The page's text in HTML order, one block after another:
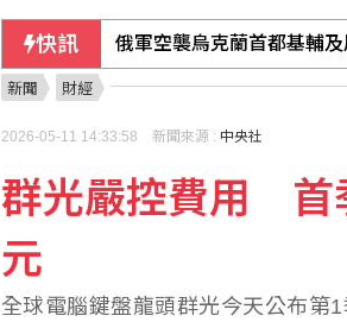
快訊
新聞 財經
2026-05-11 14:33:58 新聞來源 : 中央社
群光嚴控費用 首
元
全球電腦鍵盤龍頭群光今天公布第